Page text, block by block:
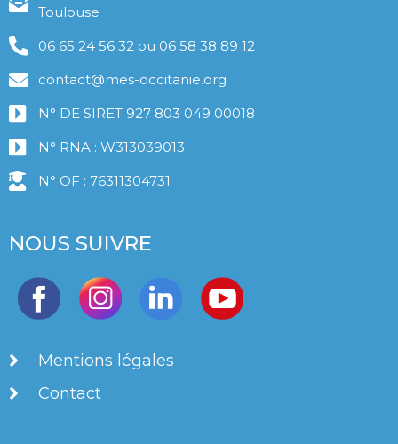
Toulouse
06 65 24 56 32 ou 06 58 38 89 12
contact@mes-occitanie.org
N° DE SIRET 927 803 049 00018
N° RNA : W313039013
N° OF : 76311304731
NOUS SUIVRE
Mentions légales
Contact